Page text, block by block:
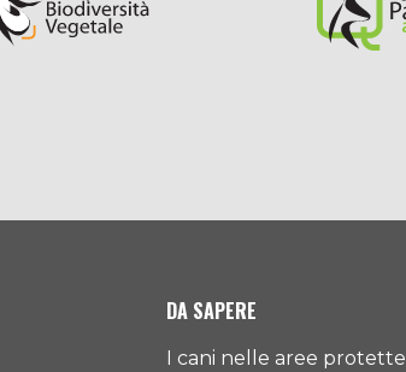
DA SAPERE
I cani nelle aree protette